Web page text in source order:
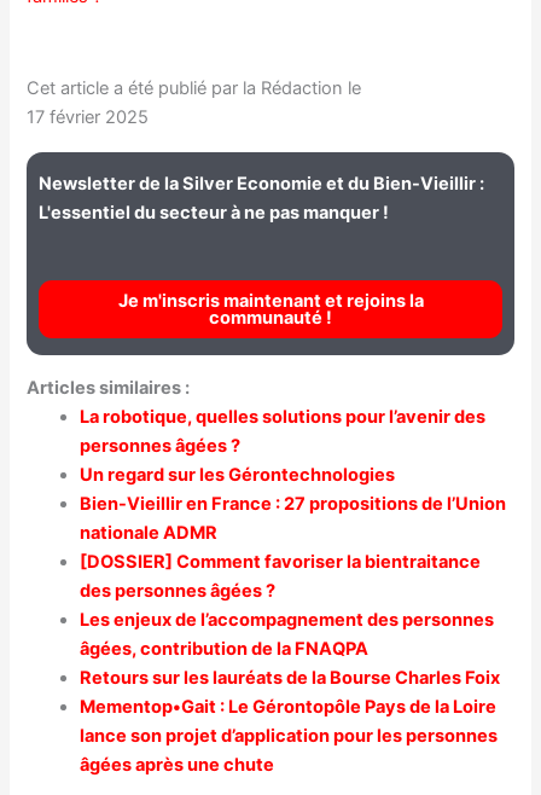
Cet article a été publié par la Rédaction le
17 février 2025
Newsletter de la Silver Economie et du Bien-Vieillir :
L'essentiel du secteur à ne pas manquer !
Je m'inscris maintenant et rejoins la
communauté !
Articles similaires :
La robotique, quelles solutions pour l’avenir des
personnes âgées ?
Un regard sur les Gérontechnologies
Bien-Vieillir en France : 27 propositions de l’Union
nationale ADMR
[DOSSIER] Comment favoriser la bientraitance
des personnes âgées ?
Les enjeux de l’accompagnement des personnes
âgées, contribution de la FNAQPA
Retours sur les lauréats de la Bourse Charles Foix
Mementop•Gait : Le Gérontopôle Pays de la Loire
lance son projet d’application pour les personnes
âgées après une chute